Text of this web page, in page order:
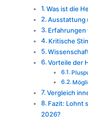
Was ist die
Ausstattung
Kritische
Vorteile der
Vergleich
Fazit: Lohnt
2026?